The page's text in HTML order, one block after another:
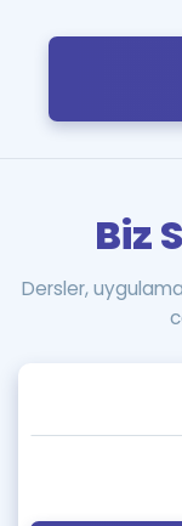
Biz
Dersler,